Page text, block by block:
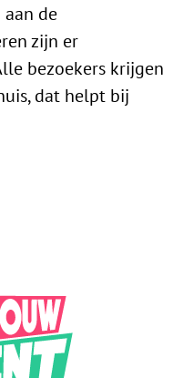
de
zijn er
bezoekers krijgen
dat helpt bij
de